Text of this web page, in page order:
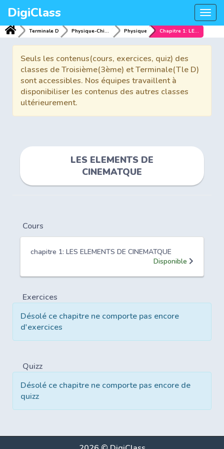
DigiClass
Terminale D Physique-Chimie Physique Chapitre 1: LES ELEMENTS DE CINEMATQUE
Seuls les contenus(cours, exercices, quiz) des
classes de Troisième(3ème) et Terminale(Tle D)
sont accessibles. Nos équipes travaillent à
disponibiliser les contenus des autres classes
ultérieurement.
LES ELEMENTS DE
CINEMATQUE
Cours
chapitre 1: LES ELEMENTS DE CINEMATQUE
Disponible
Exercices
Désolé ce chapitre ne comporte pas encore
d'exercices
Quizz
Désolé ce chapitre ne comporte pas encore de
quizz